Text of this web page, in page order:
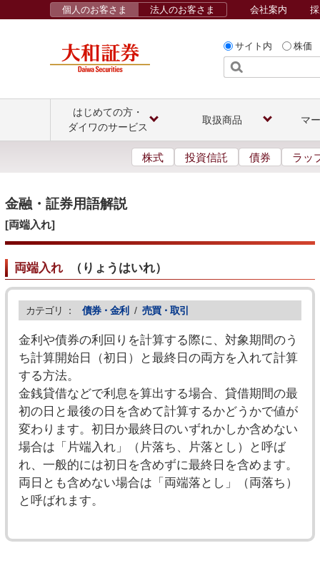
サイト内 株価
個人のお客さま 法人のお客さま 会社案内
はじめての方・
ダイワのサービス
取扱商品 マ
株式 投資信託 債券 ラッ
金融・証券用語解説
[両端入れ]
両端入れ（ りょうはいれ）
カテゴリ ： 債券・金利 / 売買・取引
金利や債券の利回りを計算する際に、対象期間のう
ち計算開始日（初日）と最終日の両方を入れて計算
する方法。
金銭貸借などで利息を算出する場合、貸借期間の最
初の日と最後の日を含めて計算するかどうかで値が
変わります。初日か最終日のいずれかしか含めない
場合は「片端入れ」（片落ち、片落とし）と呼ば
れ、一般的には初日を含めずに最終日を含めます。
両日とも含めない場合は「両端落とし」（両落ち）
と呼ばれます。